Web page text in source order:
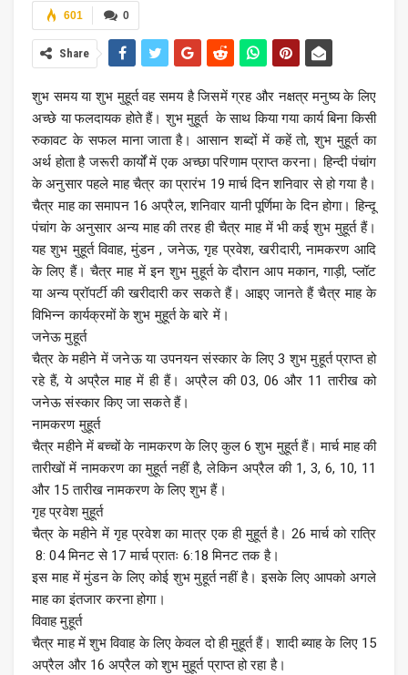
0
601
Share
शुभ समय या शुभ मुहूर्त वह समय है जिसमें ग्रह और नक्षत्र मनुष्य के लिए
अच्छे या फलदायक होते हैं। शुभ मुहूर्त के साथ किया गया कार्य बिना किसी
रुकावट के सफल माना जाता है। आसान शब्दों में कहें तो, शुभ मुहूर्त का
अर्थ होता है जरूरी कार्यों में एक अच्छा परिणाम प्राप्त करना। हिन्दी पंचांग
के अनुसार पहले माह चैत्र का प्रारंभ 19 मार्च दिन शनिवार से हो गया है।
चैत्र माह का समापन 16 अप्रैल, शनिवार यानी पूर्णिमा के दिन होगा। हिन्दू
पंचांग के अनुसार अन्य माह की तरह ही चैत्र माह में भी कई शुभ मुहूर्त हैं।
यह शुभ मुहूर्त विवाह, मुंडन , जनेऊ, गृह प्रवेश, खरीदारी, नामकरण आदि
के लिए हैं। चैत्र माह में इन शुभ मुहूर्त के दौरान आप मकान, गाड़ी, प्लॉट
या अन्य प्रॉपर्टी की खरीदारी कर सकते हैं। आइए जानते हैं चैत्र माह के
विभिन्न कार्यक्रमों के शुभ मुहूर्त के बारे में।
जनेऊ मुहूर्त
चैत्र के महीने में जनेऊ या उपनयन संस्कार के लिए 3 शुभ मुहूर्त प्राप्त हो
रहे हैं, ये अप्रैल माह में ही हैं। अप्रैल की 03, 06 और 11 तारीख को
जनेऊ संस्कार किए जा सकते हैं।
नामकरण मुहूर्त
चैत्र महीने में बच्चों के नामकरण के लिए कुल 6 शुभ मुहूर्त हैं। मार्च माह की
तारीखों में नामकरण का मुहूर्त नहीं है, लेकिन अप्रैल की 1, 3, 6, 10, 11
और 15 तारीख नामकरण के लिए शुभ हैं।
गृह प्रवेश मुहूर्त
चैत्र के महीने में गृह प्रवेश का मात्र एक ही मुहूर्त है। 26 मार्च को रात्रि
8: 04 मिनट से 17 मार्च प्रातः 6:18 मिनट तक है।
इस माह में मुंडन के लिए कोई शुभ मुहूर्त नहीं है। इसके लिए आपको अगले
माह का इंतजार करना होगा।
विवाह मुहूर्त
चैत्र माह में शुभ विवाह के लिए केवल दो ही मुहूर्त हैं। शादी ब्याह के लिए 15
अप्रैल और 16 अप्रैल को शुभ मुहूर्त प्राप्त हो रहा है।